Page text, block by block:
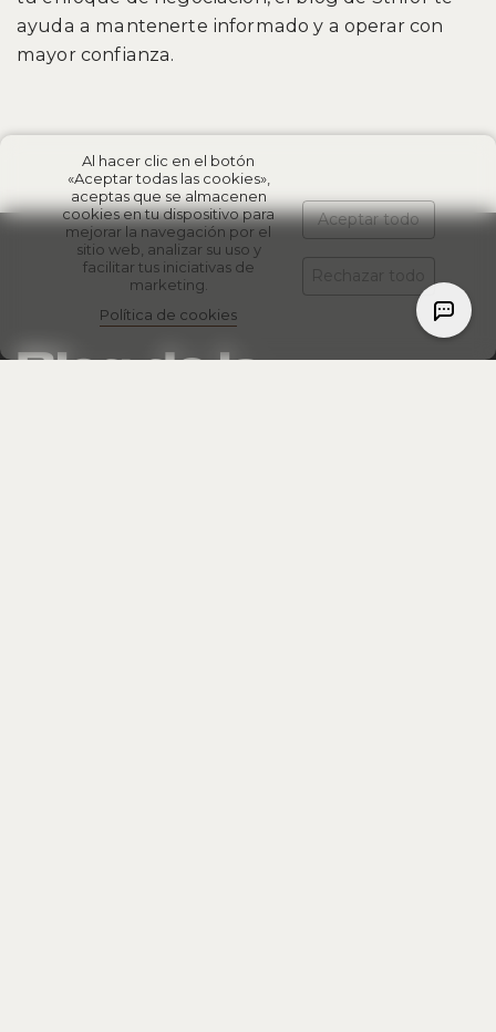
ayuda a mantenerte informado y a operar con
mayor confianza.
Blog de la
Al hacer clic en el botón
«Aceptar todas las cookies»,
aceptas que se almacenen
cookies en tu dispositivo para
mejorar la navegación por el
sitio web, analizar su uso y
facilitar tus iniciativas de
marketing.
Política de cookies
Aceptar todo